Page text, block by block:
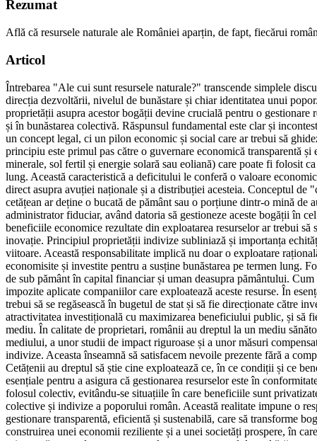
Rezumat
Află că resursele naturale ale României aparțin, de fapt, fiecărui
Articol
Întrebarea "Ale cui sunt resursele naturale?" transcende simplele
direcția dezvoltării, nivelul de bunăstare și chiar identitatea unui
proprietății asupra acestor bogății devine crucială pentru o
și în bunăstarea colectivă. Răspunsul fundamental este clar și
un concept legal, ci un pilon economic și social care ar trebui să
principiu este primul pas către o guvernare economică transparentă
minerale, sol fertil și energie solară sau eoliană) care poate fi folosit
lung. Această caracteristică a deficitului le conferă o valoare
direct asupra avuției naționale și a distribuției acesteia. Conceptul
cetățean ar deține o bucată de pământ sau o porțiune dintr-o mină
administrator fiduciar, având datoria să gestioneze aceste bogății în
beneficiile economice rezultate din exploatarea resurselor ar trebui
inovație. Principiul proprietății indivize subliniază și importanța
viitoare. Această responsabilitate implică nu doar o exploatare
economisite și investite pentru a susține bunăstarea pe termen lung.
de sub pământ în capital financiar și uman deasupra pământului.
impozite aplicate companiilor care exploatează aceste resurse. În
trebui să se regăsească în bugetul de stat și să fie direcționate către
atractivitatea investițională cu maximizarea beneficiului public, și să
mediu. În calitate de proprietari, românii au dreptul la un mediu
mediului, a unor studii de impact riguroase și a unor măsuri
indivize. Aceasta înseamnă să satisfacem nevoile prezente fără a
Cetățenii au dreptul să știe cine exploatează ce, în ce condiții și ce
esențiale pentru a asigura că gestionarea resurselor este în
folosul colectiv, evitându-se situațiile în care beneficiile sunt
colective și indivize a poporului român. Această realitate impune o
gestionare transparentă, eficientă și sustenabilă, care să transforme
construirea unei economii reziliente și a unei societăți prospere, în